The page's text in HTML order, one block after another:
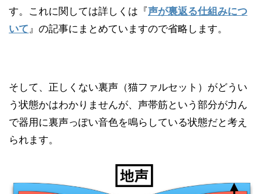
す。これに関しては詳しくは『声が裏返る仕組みにつ
いて 』の記事にまとめていますので省略します。
そして、正しくない裏声（猫ファルセット）がどうい
う状態かはわかりませんが、声帯筋という部分が力ん
で器用に裏声っぽい音色を鳴らしている状態だと考え
られます。